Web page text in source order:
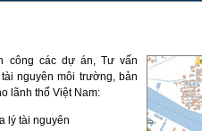
công các dự án, Tư vấn
nguyên môi trường, bản
lãnh thổ Việt Nam:
lý tài nguyên